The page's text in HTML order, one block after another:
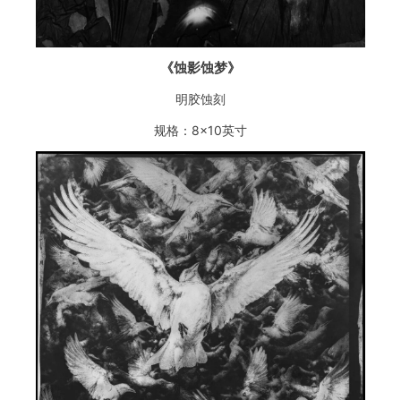
《蚀影蚀梦》
明胶蚀刻
规格：8×10英寸